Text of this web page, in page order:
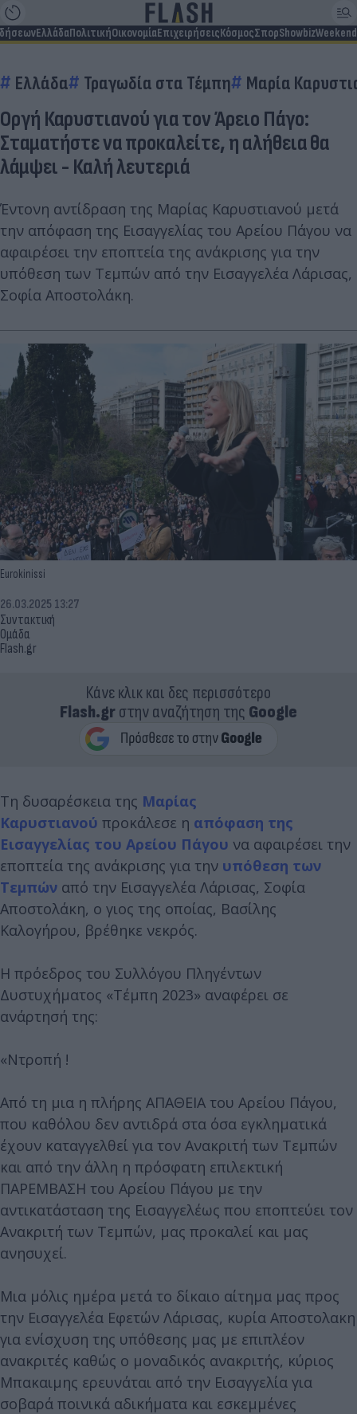
ΕλλάδαΠολιτικήΟικονομίαΕπιχειρήσειςΚόσμοςΣπορShowbizWeekend
Ελλάδα Τραγωδία στα Τέμπη Μαρία
Οργή Καρυστιανού για τον Άρειο Πάγο:
Σταματήστε να προκαλείτε, η αλήθεια θα
λάμψει - Καλή λευτεριά
Έντονη αντίδραση της Μαρίας Καρυστιανού μετά
την απόφαση της Εισαγγελίας του Αρείου Πάγου να
αφαιρέσει την εποπτεία της ανάκρισης για την
υπόθεση των Τεμπών από την Εισαγγελέα Λάρισας,
Σοφία Αποστολάκη.
Eurokinissi
Συντακτική
Ομάδα
Flash.gr
26.03.2025 13:27
Κάνε κλικ και δες περισσότερο
Flash.grστην αναζήτηση της Google
Τη δυσαρέσκεια της Μαρίας
Καρυστιανού προκάλεσε η απόφαση της
Εισαγγελίας του Αρείου Πάγου να αφαιρέσει την
εποπτεία της ανάκρισης για την υπόθεση των
Τεμπών από την Εισαγγελέα Λάρισας, Σοφία
Αποστολάκη, ο γιος της οποίας, Βασίλης
Καλογήρου, βρέθηκε νεκρός.
Η πρόεδρος του Συλλόγου Πληγέντων
Δυστυχήματος «Τέμπη 2023» αναφέρει σε
ανάρτησή της:
«Ντροπή !
Από τη μια η πλήρης ΑΠΑΘΕΙΑ του Αρείου Πάγου,
που καθόλου δεν αντιδρά στα όσα εγκληματικά
έχουν καταγγελθεί για τον Ανακριτή των Τεμπών
και από την άλλη η πρόσφατη επιλεκτική
ΠΑΡΕΜΒΑΣΗ του Αρείου Πάγου με την
αντικατάσταση της Εισαγγελέως που εποπτεύει τον
Ανακριτή των Τεμπών, μας προκαλεί και μας
ανησυχεί.
Μια μόλις ημέρα μετά το δίκαιο αίτημα μας προς
την Εισαγγελέα Εφετών Λάρισας, κυρία Αποστολακη
για ενίσχυση της υπόθεσης μας με επιπλέον
ανακριτές καθώς ο μοναδικός ανακριτής, κύριος
Μπακαιμης ερευνάται από την Εισαγγελία για
σοβαρά ποινικά αδικήματα και εσκεμμένες